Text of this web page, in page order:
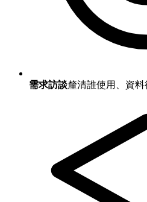
需求訪談釐清誰使用、資料